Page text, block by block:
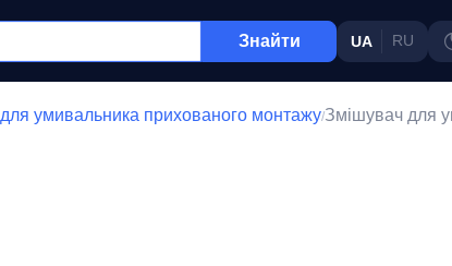
Знайти UA RU
умивальника прихованого монтажу/Змішувач для